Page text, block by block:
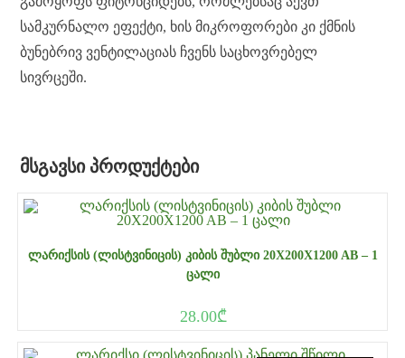
სამკურნალო ეფექტი, ხის მიკროფორები კი ქმნის
ბუნებრივ ვენტილაციას ჩვენს საცხოვრებელ
სივრცეში.
ᲛᲡᲒᲐᲕᲡᲘ ᲞᲠᲝᲓᲣᲥᲢᲔᲑᲘ
ᲚᲐᲠᲘᲥᲡᲘᲡ (ᲚᲘᲡᲢᲕᲘᲜᲘᲪᲘᲡ) ᲙᲘᲑᲘᲡ ᲨᲣᲑᲚᲘ 20X200X1200 AB – 1
ᲪᲐᲚᲘ
28.00₾